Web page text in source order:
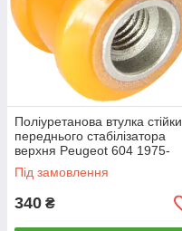
Поліуретанова втулка стійки
переднього стабілізатора
верхня Peugeot 604 1975-
1985
Під замовлення
340 ₴